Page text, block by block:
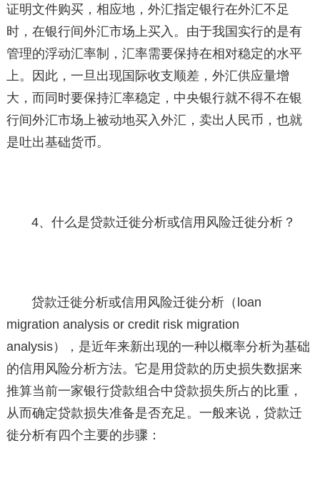
证明文件购买，相应地，外汇指定银行在外汇不足
时，在银行间外汇市场上买入。由于我国实行的是有
管理的浮动汇率制，汇率需要保持在相对稳定的水平
上。因此，一旦出现国际收支顺差，外汇供应量增
大，而同时要保持汇率稳定，中央银行就不得不在银
行间外汇市场上被动地买入外汇，卖出人民币，也就
是吐出基础货币。
4、什么是贷款迁徙分析或信用风险迁徙分析？
贷款迁徙分析或信用风险迁徙分析（loan
migration analysis or credit risk migration
analysis），是近年来新出现的一种以概率分析为基础
的信用风险分析方法。它是用贷款的历史损失数据来
推算当前一家银行贷款组合中贷款损失所占的比重，
从而确定贷款损失准备是否充足。一般来说，贷款迁
徙分析有四个主要的步骤：